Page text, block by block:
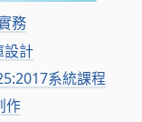
務
設計
系統課程
作